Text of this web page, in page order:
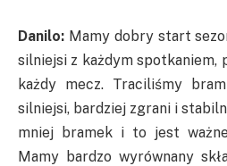
Danilo: Mamy dobry start
silniejsi z każdym spotkaniem,
każdy mecz. Traciliśmy
silniejsi, bardziej zgrani i
mniej bramek i to jest
Mamy bardzo wyrównany